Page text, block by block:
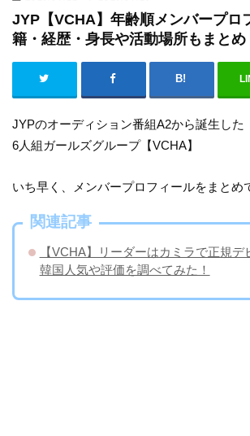
JYP【VCHA】年齢順メンバープロ
籍・経歴・身長や活動場所もまとめ
JYPのオーディション番組A2から誕生した
6人組ガールズグループ【VCHA】
いち早く、メンバープロフィールをまとめ
関連記事
【VCHA】リーダーはカミラで正規デ
韓国人気や評価を調べてみた！